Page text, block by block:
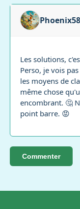
Phoenix58
Les solutions,
Perso, je vois
les moyens de
même chose
encombrant. 🤔
point barre. 😡
Commenter